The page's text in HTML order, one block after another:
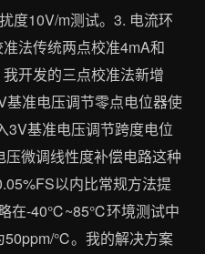
度10V/m测试。3. 电流环
法传统两点校准4mA和
开发的三点校准法新增
准电压调节零点电位器使
3V基准电压调节跨度电位
微调线性度补偿电路这种
以内比常规方法提
在-40℃~85℃环境测试中
50ppm/℃。我的解决方案